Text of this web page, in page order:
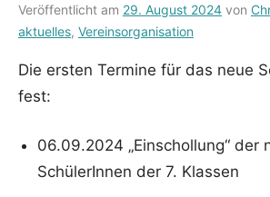
Veröffentlicht am 29. August 2024 von
aktuelles, Vereinsorganisation
Die ersten Termine für das neue
fest:
06.09.2024 „Einschollung“ der
SchülerInnen der 7. Klassen